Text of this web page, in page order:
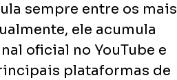
sempre entre os mais
ele acumula
oficial no YouTube e
plataformas de